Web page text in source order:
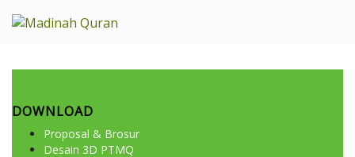
DOWNLOAD
Proposal & Brosur
Desain 3D PTMQ